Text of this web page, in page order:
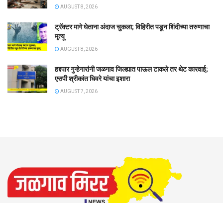
AUGUST 8, 2026
ट्रॅक्टर मागे घेताना अंदाज चुकला; विहिरीत पडून शिंदीच्या तरुणाचा
मृत्यू
AUGUST 8, 2026
हद्दपार गुन्हेगारांनी जळगाव जिल्ह्यात पाऊल टाकले तर थेट कारवाई;
एसपी श्रीकांत धिवरे यांचा इशारा
AUGUST 7, 2026